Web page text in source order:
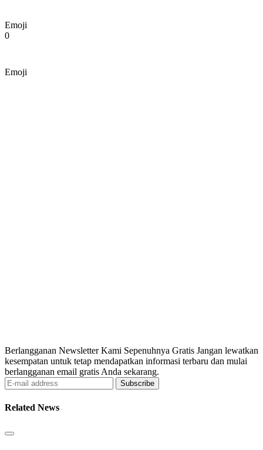
Emoji
0
Emoji
Berlangganan Newsletter Kami Sepenuhnya Gratis Jangan lewatkan
kesempatan untuk tetap mendapatkan informasi terbaru dan mulai
berlangganan email gratis Anda sekarang.
Subscribe
Related News